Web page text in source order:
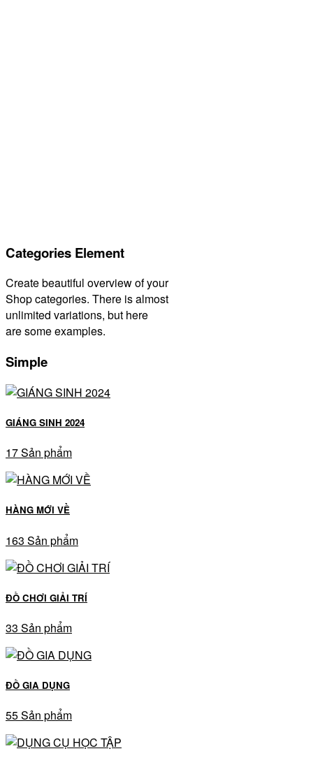
Categories Element
Create beautiful overview of your
Shop categories. There is almost
unlimited variations, but here
are some examples.
Simple
GIÁNG SINH 2024
17 Sản phẩm
HÀNG MỚI VỀ
163 Sản phẩm
ĐỒ CHƠI GIẢI TRÍ
33 Sản phẩm
ĐỒ GIA DỤNG
55 Sản phẩm